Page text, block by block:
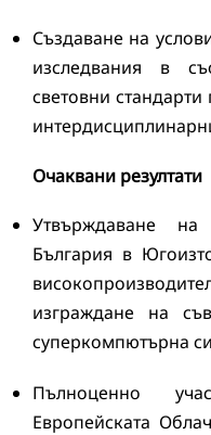
Създаване на
изследвания в
световни
Очаквани резултати
Утвърждаване
България в
изграждане на
суперкомпютърна
Пълноценно
Европейската